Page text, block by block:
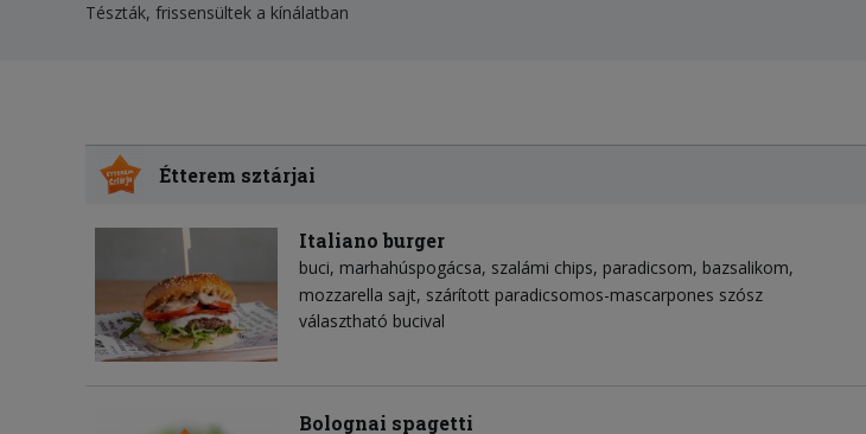
Tészták, frissensültek a kínálatban
Étterem sztárjai
Italiano burger
buci marhahúspogácsa szalámi chips paradicsom bazsalikom
mozzarella sajt szárított paradicsomos-mascarpones szósz
választható bucival
Bolognai spagetti